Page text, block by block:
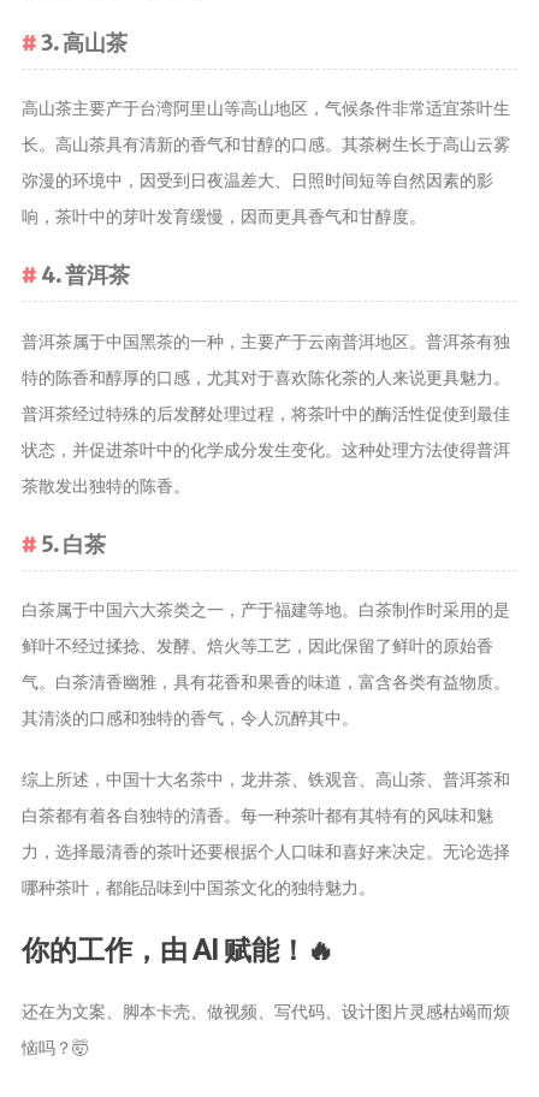
3. 高山茶
高山茶主要产于台湾阿里山等高山地区，气候条件非常适宜茶叶生
长。高山茶具有清新的香气和甘醇的口感。其茶树生长于高山云雾
弥漫的环境中，因受到日夜温差大、日照时间短等自然因素的影
响，茶叶中的芽叶发育缓慢，因而更具香气和甘醇度。
4. 普洱茶
普洱茶属于中国黑茶的一种，主要产于云南普洱地区。普洱茶有独
特的陈香和醇厚的口感，尤其对于喜欢陈化茶的人来说更具魅力。
普洱茶经过特殊的后发酵处理过程，将茶叶中的酶活性促使到最佳
状态，并促进茶叶中的化学成分发生变化。这种处理方法使得普洱
茶散发出独特的陈香。
5. 白茶
白茶属于中国六大茶类之一，产于福建等地。白茶制作时采用的是
鲜叶不经过揉捻、发酵、焙火等工艺，因此保留了鲜叶的原始香
气。白茶清香幽雅，具有花香和果香的味道，富含各类有益物质。
其清淡的口感和独特的香气，令人沉醉其中。
综上所述，中国十大名茶中，龙井茶、铁观音、高山茶、普洱茶和
白茶都有着各自独特的清香。每一种茶叶都有其特有的风味和魅
力，选择最清香的茶叶还要根据个人口味和喜好来决定。无论选择
哪种茶叶，都能品味到中国茶文化的独特魅力。
你的工作，由 AI 赋能！🔥
还在为文案、脚本卡壳、做视频、写代码、设计图片灵感枯竭而烦
恼吗？🤯
茶叶历史
茶叶品鉴
茶叶收藏
茶叶教育
茶叶鉴赏
茶具
茶器
茶宠
茶叶行业动
态
中药养生
养生药汤包
治疗脱发